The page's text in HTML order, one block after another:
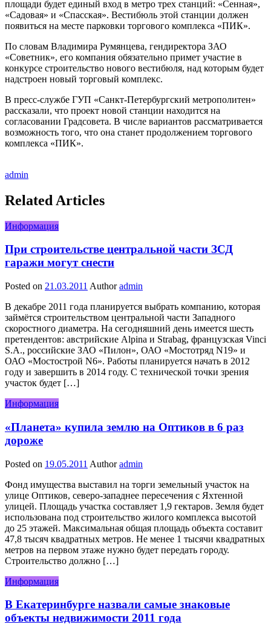
площади будет единый вход в метро трех станций: «Сенная»,
«Садовая» и «Спасская». Вестибюль этой станции должен
появиться на месте парковки торгового комплекса «ПИК».
По словам Владимира Румянцева, гендиректора ЗАО
«Советник», его компания обязательно примет участие в
конкурсе строительство нового вестибюля, над которым будет
надстроен новый торговый комплекс.
В пресс-службе ГУП «Санкт-Петербургский метрополитен»
рассказали, что проект новой станции находится на
согласовании Градсовета. В числе вариантов рассматривается
возможность того, что она станет продолжением торгового
комплекса «ПИК».
admin
Related Articles
Информация
При строительстве центральной части ЗСД
гаражи могут снести
Posted on 21.03.2011 Author admin
В декабре 2011 года планируется выбрать компанию, которая
займётся строительством центральной части Западного
скоростного диаметра. На сегодняшний день имеется шесть
претендентов: австрийские Alpina и Strabag, французская Vinci
S.A., российские ЗАО «Пилон», ОАО «Мостотряд N19» и
ОАО «Мостострой N6». Работы планируется начать в 2012
году и завершить в 2014 году. С технической точки зрения
участок будет […]
Информация
«Планета» купила землю на Оптиков в 6 раз
дороже
Posted on 19.05.2011 Author admin
Фонд имущества выставил на торги земельный участок на
улице Оптиков, северо-западнее пересечения с Яхтенной
улицей. Площадь участка составляет 1,9 гектаров. Земля будет
использована под строительство жилого комплекса высотой
до 25 этажей. Максимальная общая площадь объекта составит
47,8 тысяч квадратных метров. Не менее 1 тысячи квадратных
метров на первом этаже нужно будет передать городу.
Строительство должно […]
Информация
В Екатеринбурге назвали самые знаковые
объекты недвижимости 2011 года